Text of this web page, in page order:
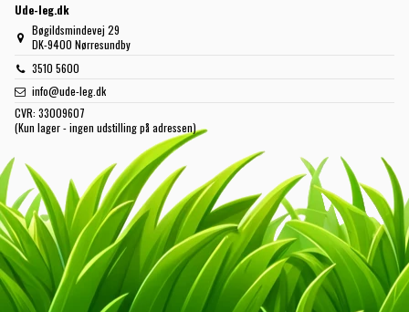
Ude-leg.dk
Bøgildsmindevej 29
DK-9400 Nørresundby
3510 5600
info@ude-leg.dk
CVR: 33009607
(Kun lager - ingen udstilling på adressen)